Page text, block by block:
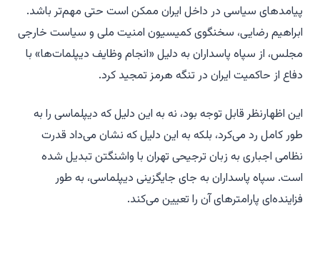
پیامدهای سیاسی در داخل ایران ممکن است حتی مهم‌تر باشد.
ابراهیم رضایی، سخنگوی کمیسیون امنیت ملی و سیاست خارجی
مجلس، از سپاه پاسداران به دلیل «انجام وظایف دیپلمات‌ها» با
دفاع از حاکمیت ایران در تنگه هرمز تمجید کرد.
این اظهارنظر قابل توجه بود، نه به این دلیل که دیپلماسی را به
طور کامل رد می‌کرد، بلکه به این دلیل که نشان می‌داد قدرت
نظامی اجباری به زبان ترجیحی تهران با واشنگتن تبدیل شده
است. سپاه پاسداران به جای جایگزینی دیپلماسی، به طور
فزاینده‌ای پارامترهای آن را تعیین می‌کند.